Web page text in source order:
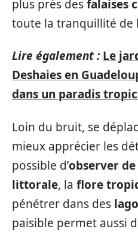
plus près desfalaises
toute la tranquillité de
Lire également : Le
Deshaies en
dans un paradis
Loin du bruit, se
mieux apprécier les
possible d’observer
littorale, la flore
pénétrer dans des
paisible permet aussi